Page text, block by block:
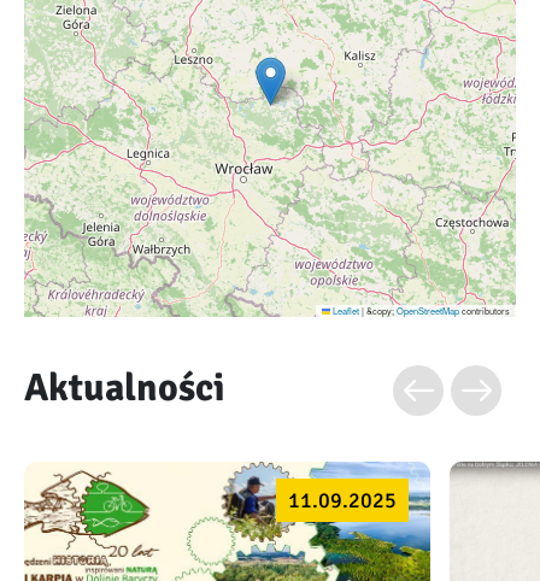
Leaflet|&copy;OpenStreetMapcontributors
Aktualności
11.09.2025